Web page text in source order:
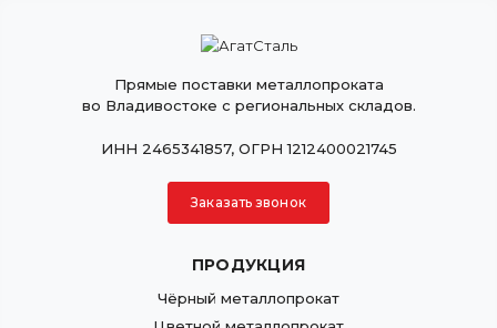
Прямые поставки металлопроката
во Владивостоке с региональных складов.
ИНН 2465341857, ОГРН 1212400021745
Заказать звонок
ПРОДУКЦИЯ
Чёрный металлопрокат